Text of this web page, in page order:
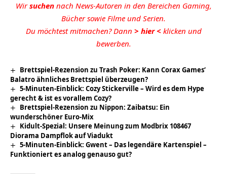
Wirsuchennach News-Autoren in den Bereichen Gaming,
Bücher sowie Filme und Serien.
Du möchtest mitmachen? Dann > hier< klicken und
bewerben.
Brettspiel-Rezension zu Trash Poker: Kann Corax Games‘
Balatro ähnliches Brettspiel überzeugen?
5-Minuten-Einblick: Cozy Stickerville – Wird es dem Hype
gerecht & ist es vorallem Cozy?
Brettspiel-Rezension zu Nippon: Zaibatsu: Ein
wunderschöner Euro-Mix
Kidult-Spezial: Unsere Meinung zum Modbrix 108467
Diorama Dampflok auf Viadukt
5-Minuten-Einblick: Gwent – Das legendäre Kartenspiel –
Funktioniert es analog genauso gut?